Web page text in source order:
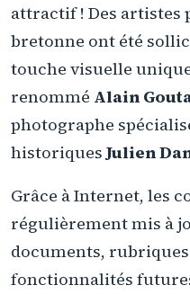
attractif ! Des artistes
bretonne ont été
touche visuelle
renommé Alain
photographe
historiques Julien
Grâce à Internet, les
régulièrement mis à
documents,
fonctionnalités